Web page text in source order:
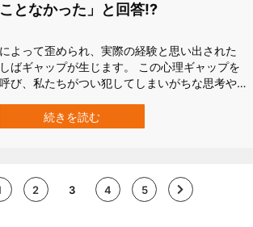
となかった」と回答!?
よって歪められ、実際の経験と思い出された
ばギャップが生じます。 この心理ギャップを
び、私たちがつい犯してしまいがちな思考や
スの観点から、現在のコロナパンデミックが
る影響を調査。 その結果、パンデミック発生
続きを読む
2 3 4 5